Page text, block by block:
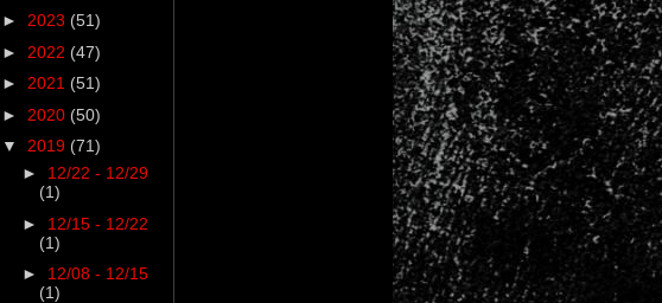
► 2023 (51)
► 2022 (47)
► 2021 (51)
► 2020 (50)
▼ 2019 (71)
► 12/22 - 12/29
(1)
► 12/15 - 12/22
(1)
► 12/08 - 12/15
(1)